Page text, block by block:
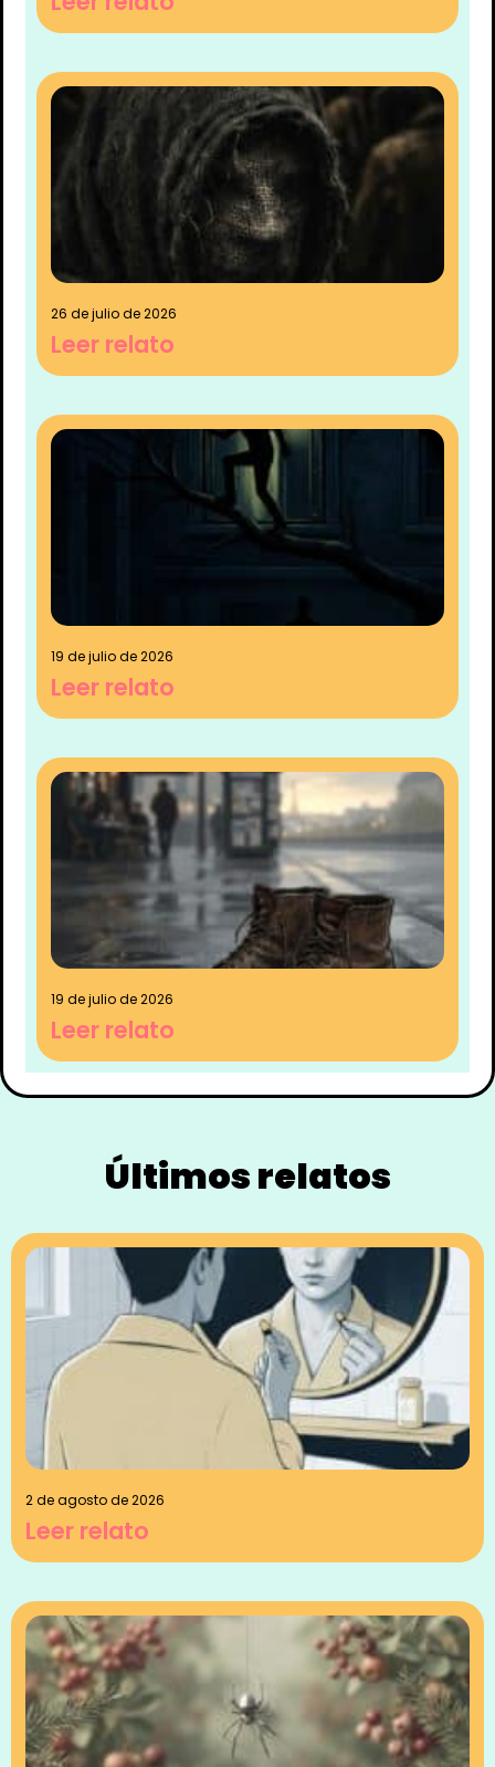
26 de julio de 2026
Leer relato
19 de julio de 2026
Leer relato
19 de julio de 2026
Leer relato
Últimos relatos
2 de agosto de 2026
Leer relato